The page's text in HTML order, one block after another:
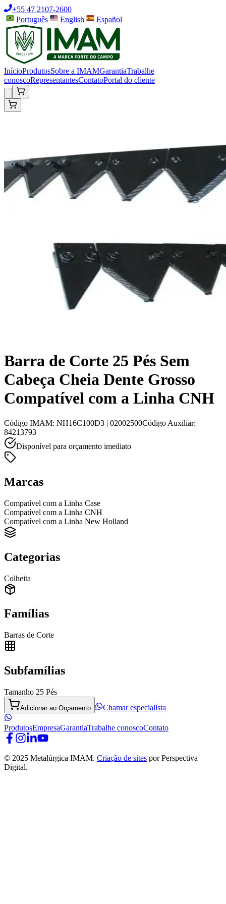
+55 47 2107-2600
Português
English Español
InícioProdutosSobre a IMAMGarantiaTrabalhe
conoscoRepresentantesContatoPortal do cliente
Barra de Corte 25 Pés Sem
Cabeça Cheia Dente Grosso
Compatível com a Linha CNH
Código IMAM: NH16C100D3 | 02002500Código Auxiliar:
84213793
Disponível para orçamento imediato
Marcas
Compatível com a Linha Case
Compatível com a Linha CNH
Compatível com a Linha New Holland
Categorias
Colheita
Famílias
Barras de Corte
Subfamílias
Tamanho 25 Pés
Adicionar ao Orçamento Chamar especialista
ProdutosEmpresaGarantiaTrabalhe conoscoContato
© 2025 Metalúrgica IMAM. Criação de sites por Perspectiva
Digital.